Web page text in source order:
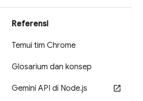
Referensi
Temui tim Chrome
Glosarium dan konsep
Gemini API di Node.js